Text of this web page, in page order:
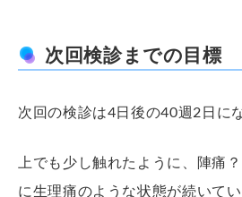
次回検診までの目標
次回の検診は4日後の40週2日に
上でも少し触れたように、陣痛
に生理痛のような状態が続いて